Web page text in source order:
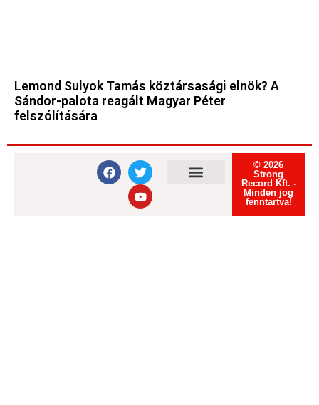
Lemond Sulyok Tamás köztársasági elnök? A
Sándor-palota reagált Magyar Péter
felszólítására
© 2026
Strong
Record Kft. -
Minden jog
fenntartva!